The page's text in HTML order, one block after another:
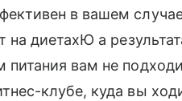
в вашем
диетахЮ а
вам не
клубе, куда вы